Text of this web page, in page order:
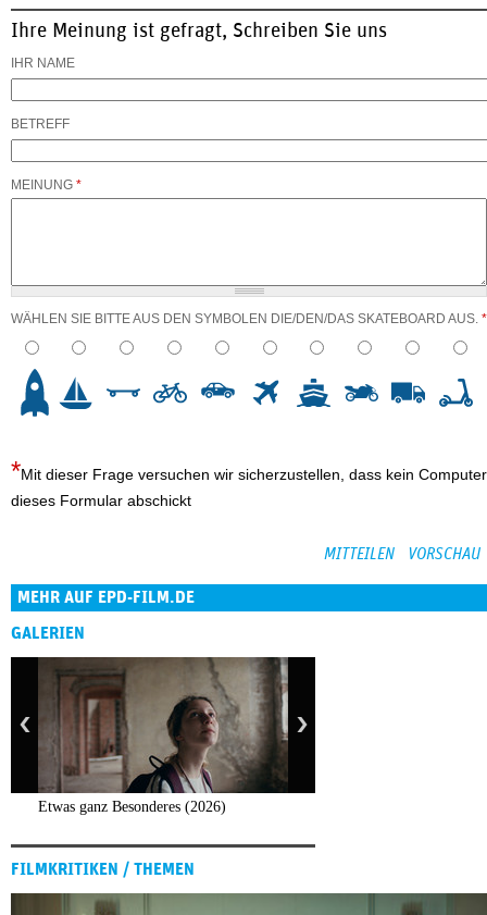
Ihre Meinung ist gefragt, Schreiben Sie uns
IHR NAME
BETREFF
MEINUNG *
WÄHLEN SIE BITTE AUS DEN SYMBOLEN DIE/DEN/DAS SKATEBOARD AUS. *
Mit dieser Frage versuchen wir sicherzustellen, dass kein Computer
dieses Formular abschickt
MEHR AUF EPD-FILM.DE
GALERIEN
Etwas ganz Besonderes (2026)
FILMKRITIKEN / THEMEN